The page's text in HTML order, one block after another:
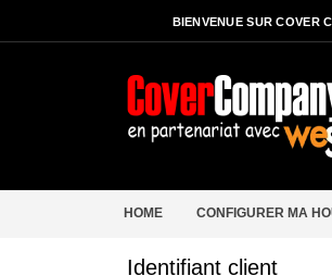
BIENVENUE SUR COVER
HOME CONFIGURER MA
Identifiant client